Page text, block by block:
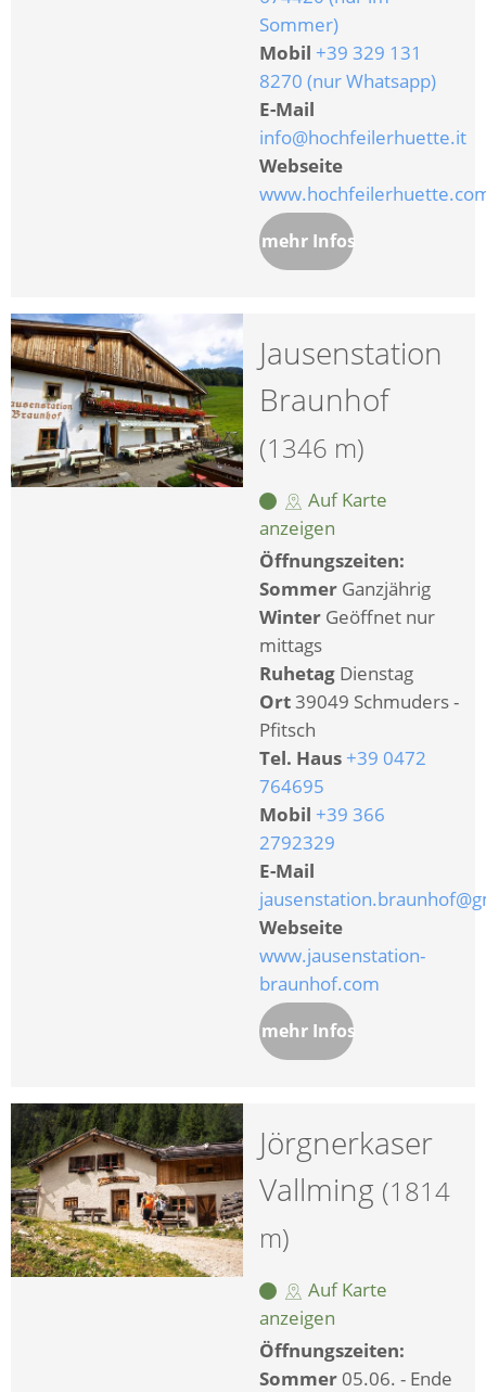
Sommer)
Mobil +39 329 131
8270 (nur Whatsapp)
E-Mail
info@hochfeilerhuette.it
Webseite
mehr Infos
Jausenstation
Braunhof
(1346 m)
Auf Karte
anzeigen
Öffnungszeiten:
Sommer Ganzjährig
Winter Geöffnet nur
mittags
Ruhetag Dienstag
Ort39049 Schmuders -
Pfitsch
Tel. Haus +39 0472
764695
Mobil +39 366
2792329
E-Mail
Webseite
www.jausenstation-
braunhof.com
mehr Infos
Jörgnerkaser
Vallming (1814
m)
Auf Karte
anzeigen
Öffnungszeiten:
Sommer 05.06. - Ende